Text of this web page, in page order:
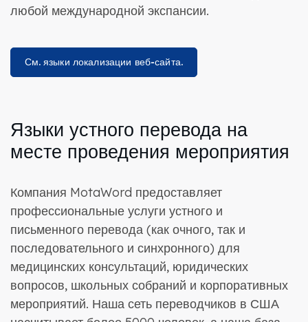
любой международной экспансии.
См. языки локализации веб-сайта.
Языки устного перевода на
месте проведения мероприятия
Компания MotaWord предоставляет
профессиональные услуги устного и
письменного перевода (как очного, так и
последовательного и синхронного) для
медицинских консультаций, юридических
вопросов, школьных собраний и корпоративных
мероприятий. Наша сеть переводчиков в США